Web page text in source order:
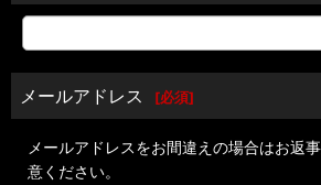
メールアドレス [必須]
メールアドレスをお間違えの場合はお返
意ください。